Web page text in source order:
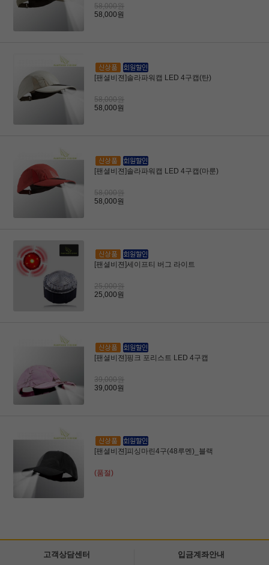
58,000원
58,000원
[팬셜비젼]솔라파워캡 LED 4구캡(탄)
58,000원
58,000원
[팬셜비젼]솔라파워캡 LED 4구캡(마룬)
58,000원
58,000원
[팬셜비젼]세이프티 버그 라이트
25,000원
25,000원
[팬셜비젼]핑크 포리스트 LED 4구캡
39,000원
39,000원
[팬셜비젼]피싱마린4구(48루멘)_블랙
(품절)
고객상담센터 입금계좌안내